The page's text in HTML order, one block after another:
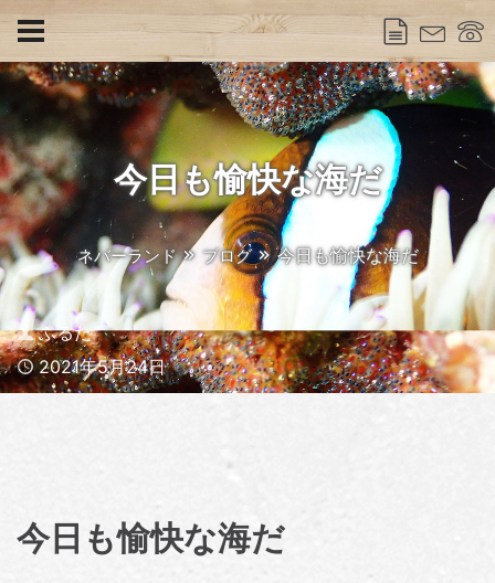
今日も愉快な海だ
ネバーランド ブログ 今日も愉快な海だ
Author
ふるた
Published
2021年5月24日
今日も愉快な海だ